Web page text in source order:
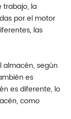
trabajo, la
por el motor
las
según
es
es diferente, lo
como